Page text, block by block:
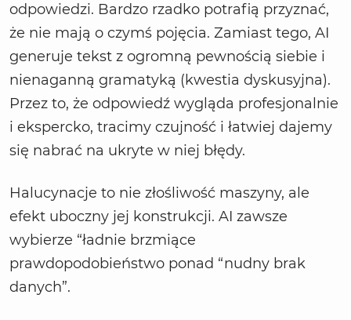
odpowiedzi. Bardzo rzadko potrafią przyznać,
że nie mają o czymś pojęcia. Zamiast tego, AI
generuje tekst z ogromną pewnością siebie i
nienaganną gramatyką (kwestia dyskusyjna).
Przez to, że odpowiedź wygląda profesjonalnie
i ekspercko, tracimy czujność i łatwiej dajemy
się nabrać na ukryte w niej błędy.
Halucynacje to nie złośliwość maszyny, ale
efekt uboczny jej konstrukcji. AI zawsze
wybierze “ładnie brzmiące
prawdopodobieństwo ponad “nudny brak
danych”.